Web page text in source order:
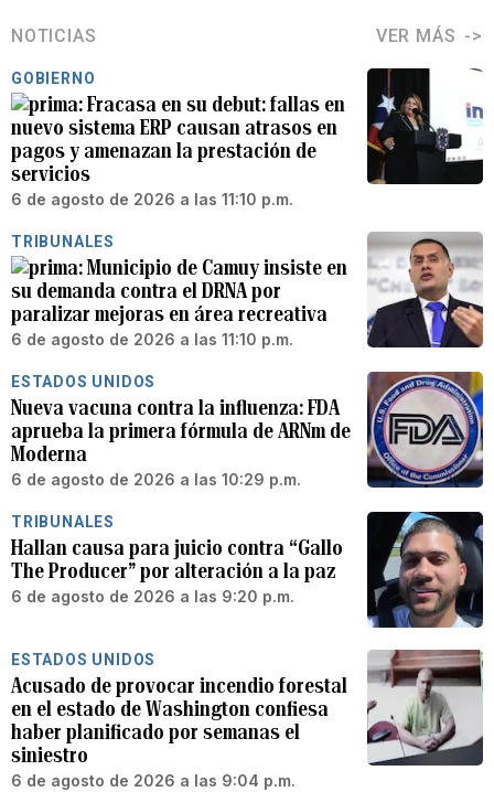
NOTICIAS VER MÁS
GOBIERNO
Fracasa en su debut: fallas en
nuevo sistema ERP causan atrasos en
pagos y amenazan la prestación de
servicios
6 de agosto de 2026 a las 11:10 p.m.
TRIBUNALES
Municipio de Camuy insiste en
su demanda contra el DRNA por
paralizar mejoras en área recreativa
6 de agosto de 2026 a las 11:10 p.m.
ESTADOS UNIDOS
Nueva vacuna contra la influenza: FDA
aprueba la primera fórmula de ARNm de
Moderna
6 de agosto de 2026 a las 10:29 p.m.
TRIBUNALES
Hallan causa para juicio contra “Gallo
The Producer” por alteración a la paz
6 de agosto de 2026 a las 9:20 p.m.
ESTADOS UNIDOS
Acusado de provocar incendio forestal
en el estado de Washington confiesa
haber planificado por semanas el
siniestro
6 de agosto de 2026 a las 9:04 p.m.